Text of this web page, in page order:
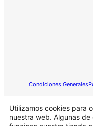
Condiciones Generales
Utilizamos cookies para
nuestra web. Algunas de